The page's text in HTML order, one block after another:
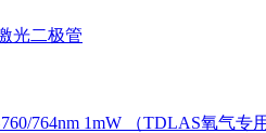
光二极管
764nm 1mW （TDLAS氧气专